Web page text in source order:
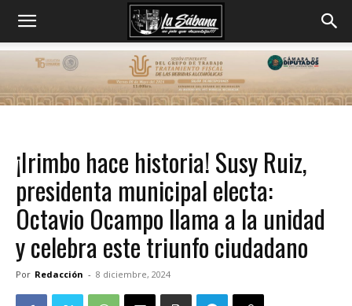
¡Irimbo hace historia! Susy Ruiz,
presidenta municipal electa:
Octavio Ocampo llama a la unidad
y celebra este triunfo ciudadano
Por Redacción - 8 diciembre, 2024